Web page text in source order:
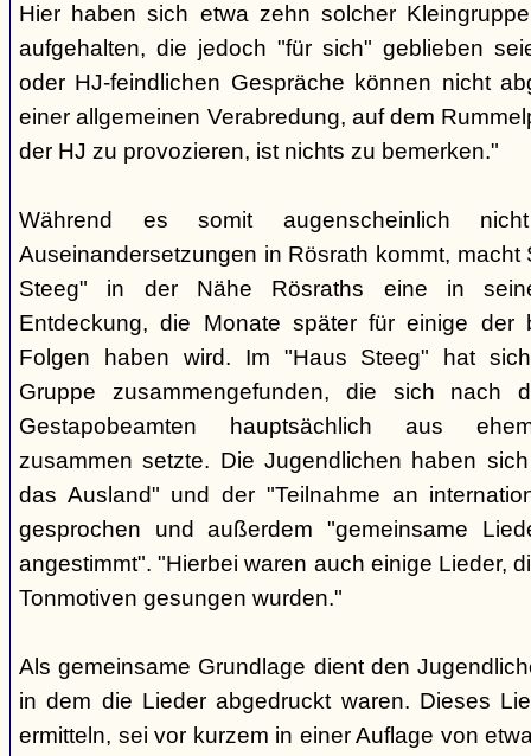
Hier haben sich etwa zehn solcher
aufgehalten, die jedoch "für sich" geblieben
oder HJ-feindlichen Gespräche können nicht
einer allgemeinen Verabredung, auf dem
der HJ zu provozieren, ist nichts zu bemerken."
Während es somit augenscheinlich
Auseinandersetzungen in Rösrath kommt, macht
Steeg" in der Nähe Rösraths eine in
Entdeckung, die Monate später für einige der
Folgen haben wird. Im "Haus Steeg" hat
Gruppe zusammengefunden, die sich nach
Gestapobeamten hauptsächlich aus
zusammen setzte. Die Jugendlichen haben
das Ausland" und der "Teilnahme an
gesprochen und außerdem "gemeinsame
angestimmt". "Hierbei waren auch einige Lieder,
Tonmotiven gesungen wurden."
Als gemeinsame Grundlage dient den
in dem die Lieder abgedruckt waren. Dieses
ermitteln, sei vor kurzem in einer Auflage von